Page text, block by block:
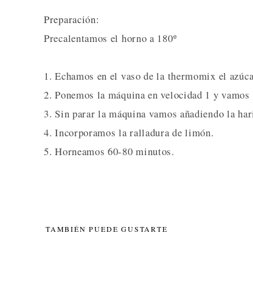
Preparación:
Precalentamos el horno a 180º
1. Echamos en el vaso de la thermomix el
2. Ponemos la máquina en velocidad 1 y
3. Sin parar la máquina vamos añadiendo la
4. Incorporamos la ralladura de limón.
5. Horneamos 60-80 minutos.
TAMBIÉN PUEDE GUSTARTE